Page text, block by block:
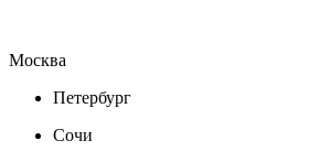
Москва
Петербург
Сочи